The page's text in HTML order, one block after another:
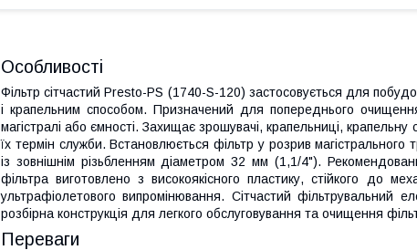
Особливості
Фільтр сітчастий Presto-PS (1740-S-120) застосовується для
і крапельним способом. Призначений для попереднього
магістралі або ємності. Захищає зрошувачі, крапельниці, крапельну
їх термін служби. Встановлюється фільтр у розрив
із зовнішнім різьбленням діаметром 32 мм (1,1/4").
фільтра виготовлено з високоякісного пластику, стійкого до
ультрафіолетового випромінювання. Сітчастий фільтрувальний
розбірна конструкція для легкого обслуговування та очищення
Переваги